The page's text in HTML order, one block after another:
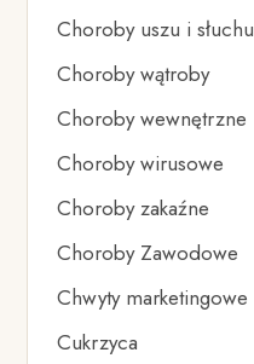
Choroby uszu i słuchu
Choroby wątroby
Choroby wewnętrzne
Choroby wirusowe
Choroby zakaźne
Choroby Zawodowe
Chwyty marketingowe
Cukrzyca